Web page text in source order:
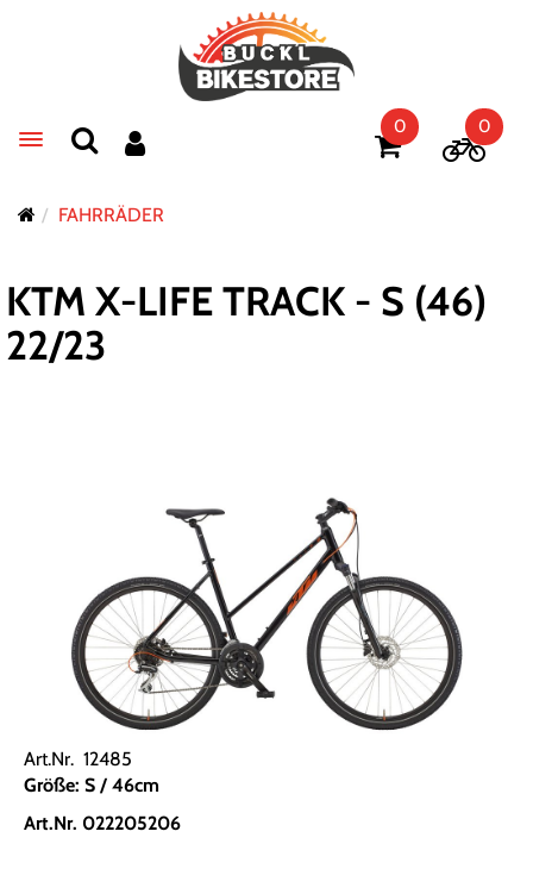
Toggle navigation
0 0
FAHRRÄDER
KTM X-LIFE TRACK - S (46)
22/23
Art.Nr. 12485
Größe: S / 46cm
Art.Nr. 022205206